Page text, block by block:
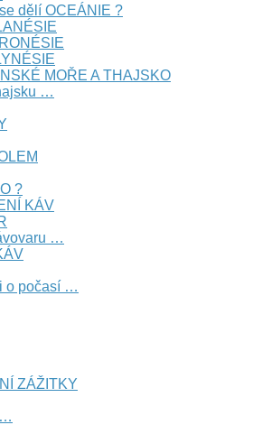
dělí OCEÁNIE ?
MOŘE A THAJSKO
…
?
KÁV
…
o počasí …
ZÁŽITKY